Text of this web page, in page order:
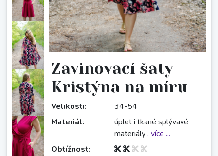
Zavinovací šaty
Kristýna na míru
Velikosti:
34-54
Materiál:
úplet i tkané splývavé
materiály, více ...
Obtížnost: